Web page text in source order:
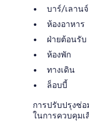
บาร์/เลานจ์
ห้องอาหาร
ฝ่ายต้อนรับ
ห้องพัก
ทางเดิน
ล็อบบี้
การปรับปรุงซ่
ในการควบคุมเ